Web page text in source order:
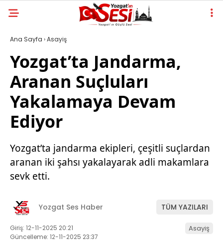
Ana Sayfa ›Asayiş
Yozgat’ta Jandarma,
Aranan Suçluları
Yakalamaya Devam
Ediyor
Yozgat’ta jandarma ekipleri, çeşitli suçlardan
aranan iki şahsı yakalayarak adli makamlara
sevk etti.
Yozgat Ses Haber TÜM YAZILARI
Giriş: 12-11-2025 20:21
Güncelleme: 12-11-2025 23:37
Asayiş